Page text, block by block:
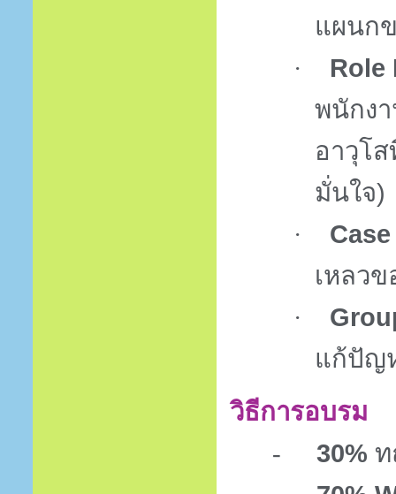
แผนก
·
Role
พนักง
อาวุโ
มั่นใจ)
·
เหลว
·
แก้ปัญ
วิธีการอบรม
- 30%